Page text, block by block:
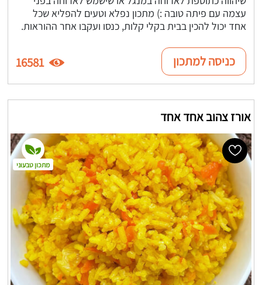
עצמה עם פיתה טובה :) מתכון נפלא וטעים להפליא שכל
אחד יכול להכין בבית בקלי קלות, כנסו ועקבו אחר ההוראות.
כניסה למתכון 16581
אורז צהוב אחד אחד
מתכון טבעוני